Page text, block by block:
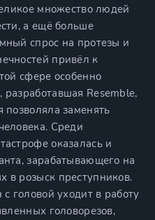
множество людей
а ещё больше
спрос на протезы и
привёл к
сфере особенно
Resemble,
позволяла заменять
Среди
оказалась и
зарабатывающего на
в розыск преступников.
головой уходит в работу
головорезов,